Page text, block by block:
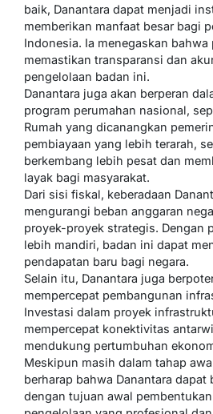
baik, Danantara dapat menjadi
memberikan manfaat besar bagi
Indonesia. Ia menegaskan bahwa
memastikan transparansi dan
pengelolaan badan ini.
Danantara juga akan berperan
program perumahan nasional,
Rumah yang dicanangkan
pembiayaan yang lebih terarah,
berkembang lebih pesat dan
layak bagi masyarakat.
Dari sisi fiskal, keberadaan
mengurangi beban anggaran
proyek-proyek strategis. Dengan
lebih mandiri, badan ini dapat
pendapatan baru bagi negara.
Selain itu, Danantara juga
mempercepat pembangunan
Investasi dalam proyek
mempercepat konektivitas
mendukung pertumbuhan
Meskipun masih dalam tahap
berharap bahwa Danantara dapat
dengan tujuan awal